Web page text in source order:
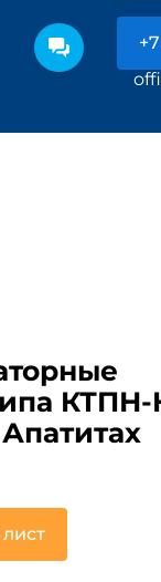
КТПН-